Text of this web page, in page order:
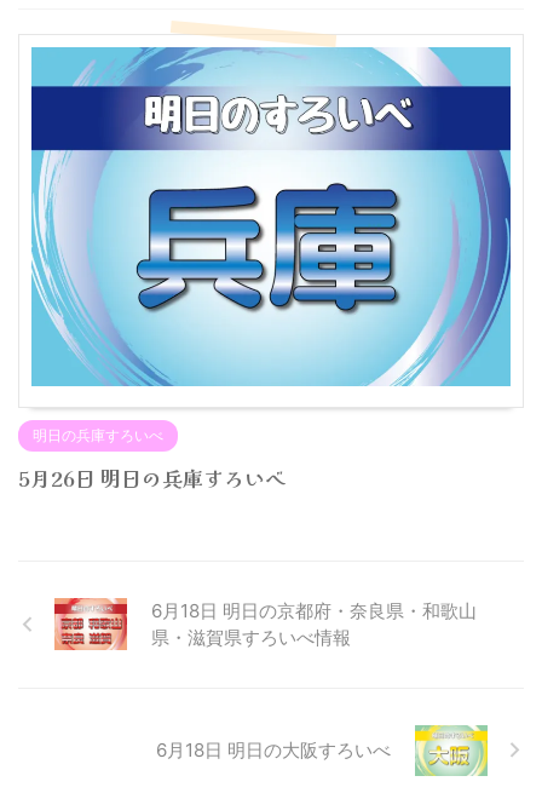
明日の兵庫すろいべ
5月26日 明日の兵庫すろいべ
6月18日 明日の京都府・奈良県・和歌山
県・滋賀県すろいべ情報
6月18日 明日の大阪すろいべ